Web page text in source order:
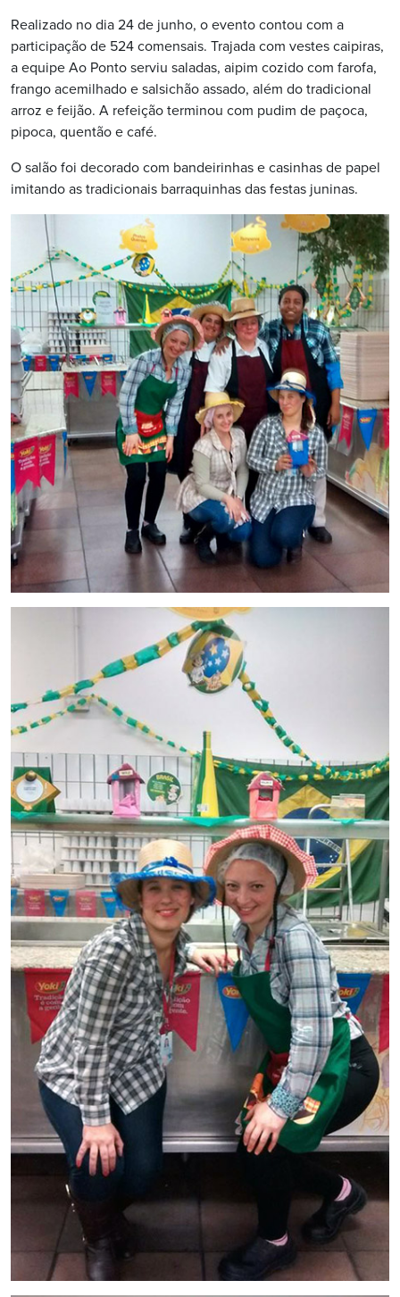
Realizado no dia 24 de junho, o evento contou com a
participação de 524 comensais. Trajada com vestes caipiras,
a equipe Ao Ponto serviu saladas, aipim cozido com farofa,
frango acemilhado e salsichão assado, além do tradicional
arroz e feijão. A refeição terminou com pudim de paçoca,
pipoca, quentão e café.
O salão foi decorado com bandeirinhas e casinhas de papel
imitando as tradicionais barraquinhas das festas juninas.